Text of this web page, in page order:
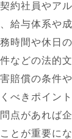
約社員やア
給与体系や
時間や休日
などの法的
賠償の条件
べきポイン
点があれば
とが重要に